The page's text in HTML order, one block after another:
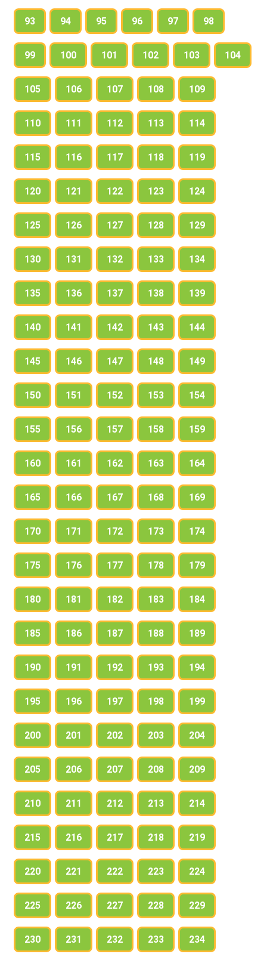
93 94 95 96 97 98
99 100 101 102 103 104
105 106 107 108 109
110 111 112 113 114
115 116 117 118 119
120 121 122 123 124
125 126 127 128 129
130 131 132 133 134
135 136 137 138 139
140 141 142 143 144
145 146 147 148 149
150 151 152 153 154
155 156 157 158 159
160 161 162 163 164
165 166 167 168 169
170 171 172 173 174
175 176 177 178 179
180 181 182 183 184
185 186 187 188 189
190 191 192 193 194
195 196 197 198 199
200 201 202 203 204
205 206 207 208 209
210 211 212 213 214
215 216 217 218 219
220 221 222 223 224
225 226 227 228 229
230 231 232 233 234